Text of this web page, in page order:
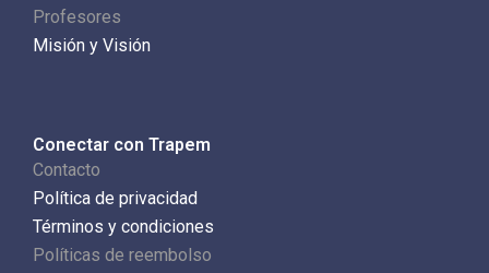
Profesores
Misión y Visión
Conectar con Trapem
Contacto
Política de privacidad
Términos y condiciones
Políticas de reembolso